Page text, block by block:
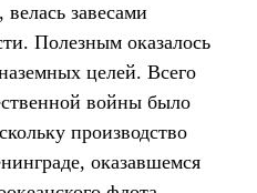
завесами
Полезным оказалось
целей. Всего
войны было
производство
оказавшемся